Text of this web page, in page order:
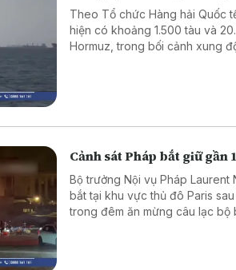
Theo Tổ chức Hàng hải Quốc
hiện có khoảng 1.500 tàu và
Hormuz, trong bối cảnh xung
Cảnh sát Pháp bắt giữ gần
Bộ trưởng Nội vụ Pháp
bắt tại khu vực thủ đô Paris
trong đêm ăn mừng câu lạc bộ